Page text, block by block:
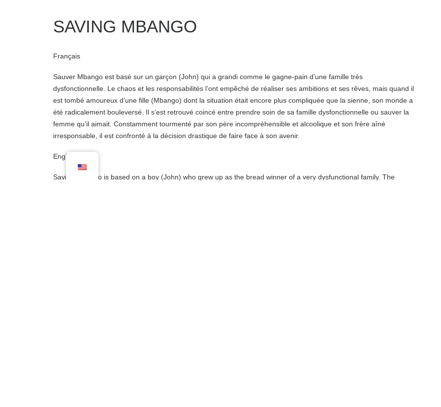
SAVING MBANGO
Français
Sauver Mbango est basé sur un garçon (John) qui a grandi comme le gagne-pain d’une famille très
dysfonctionnelle. Le chaos et les responsabilités l’ont empêché de réaliser ses ambitions et ses rêves, mais quand il
est tombé amoureux d’une fille (Mbango) dont la situation était encore plus compliquée que la sienne, son monde a
été radicalement bouleversé. Il s’est retrouvé coincé entre prendre soin de sa famille dysfonctionnelle ou sauver la
femme qu’il aimait. Constamment tourmenté par son père incompréhensible et alcoolique et son frère aîné
irresponsable, il est confronté à la décision drastique de faire face à son avenir.
English
Saving Mbango is based on a boy (John) who grew up as the bread winner of a very dysfunctional family. The